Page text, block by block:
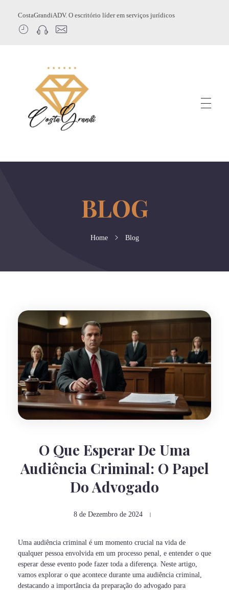
CostaGrandiADV. O escritório líder em serviços jurídicos
Home Blog
O Que Esperar De Uma
Audiência Criminal: O Papel
Do Advogado
8 de Dezembro de 2024
Uma audiência criminal é um momento crucial na vida de
qualquer pessoa envolvida em um processo penal, e entender o que
esperar desse evento pode fazer toda a diferença. Neste artigo,
vamos explorar o que acontece durante uma audiência criminal,
destacando a importância da preparação do advogado para